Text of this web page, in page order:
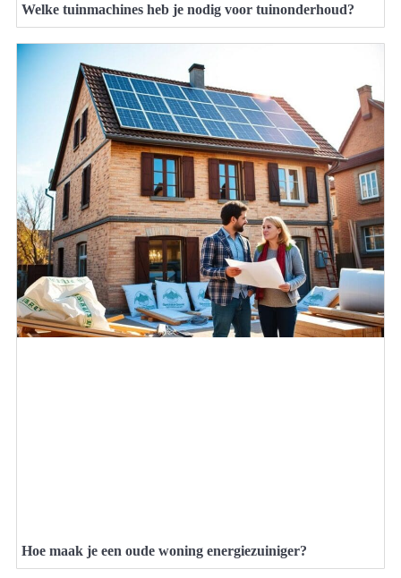
Welke tuinmachines heb je nodig voor tuinonderhoud?
Hoe maak je een oude woning energiezuiniger?